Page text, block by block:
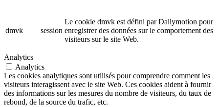
dmvk session
Le cookie dmvk est défini par Dailymotion pour
enregistrer des données sur le comportement des
visiteurs sur le site Web.
Analytics
Analytics
Les cookies analytiques sont utilisés pour comprendre comment les
visiteurs interagissent avec le site Web. Ces cookies aident à fournir
des informations sur les mesures du nombre de visiteurs, du taux de
rebond, de la source du trafic, etc.